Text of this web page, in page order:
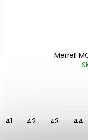
Merrell
41 42 43 44